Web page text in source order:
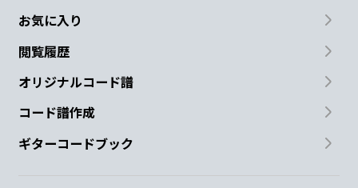
お気に入り
閲覧履歴
オリジナルコード譜
コード譜作成
ギターコードブック